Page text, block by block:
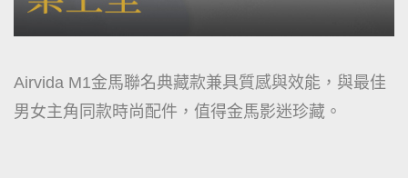
Airvida M1金馬聯名典藏款兼具質感與效能，與最佳
男女主角同款時尚配件，值得金馬影迷珍藏。